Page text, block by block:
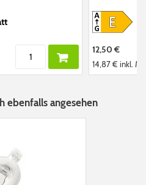
12,50 €
14,87 €inkl.
ebenfalls angesehen